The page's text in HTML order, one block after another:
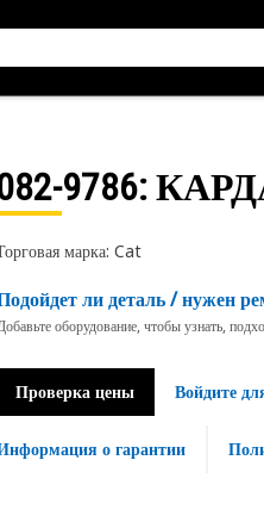
9786:
марка: Cat
ли деталь / нужен
оборудование, чтобы узнать,
Проверка цены Войдите
о гарантии